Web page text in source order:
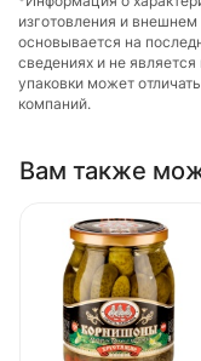
изготовления и внешнем
основывается на
сведениях и не
упаковки может
компаний.
Вам также